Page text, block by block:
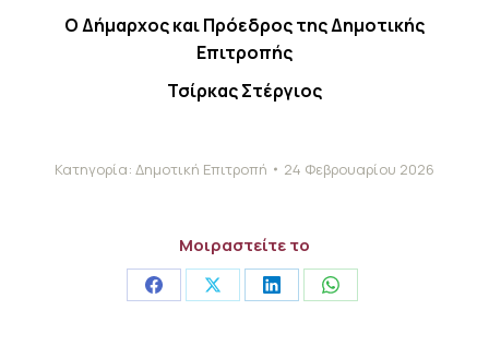
Ο Δήμαρχος και Πρόεδρος της Δημοτικής
Επιτροπής
Τσίρκας Στέργιος
Κατηγορία: Δημοτική Επιτροπή 24 Φεβρουαρίου 2026
Μοιραστείτε το
Share Share Share Share